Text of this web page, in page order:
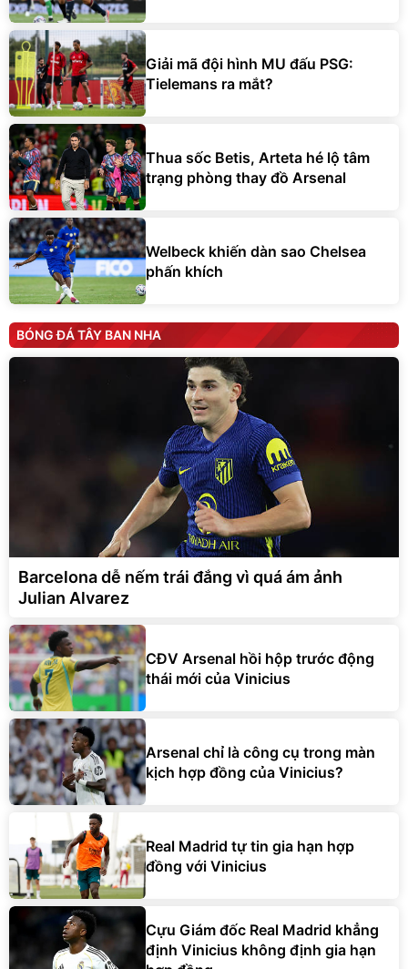
Giải mã đội hình MU đấu PSG:
Tielemans ra mắt?
Thua sốc Betis, Arteta hé lộ tâm
trạng phòng thay đồ Arsenal
Welbeck khiến dàn sao Chelsea
phấn khích
BÓNG ĐÁ TÂY BAN NHA
Barcelona dễ nếm trái đắng vì quá ám ảnh
Julian Alvarez
CĐV Arsenal hồi hộp trước động
thái mới của Vinicius
Arsenal chỉ là công cụ trong màn
kịch hợp đồng của Vinicius?
Real Madrid tự tin gia hạn hợp
đồng với Vinicius
Cựu Giám đốc Real Madrid khẳng
định Vinicius không định gia hạn